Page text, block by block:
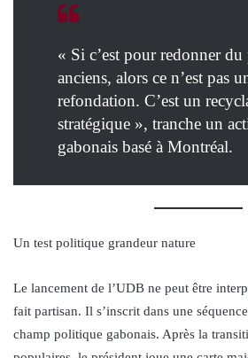
« Si c’est pour redonner
anciens, alors ce n’est pas
refondation. C’est un
stratégique », tranche un
gabonais basé à Montréal.
Un test politique grandeur nature
Le lancement de l’UDB ne peut être
fait partisan. Il s’inscrit dans une
champ politique gabonais. Après la